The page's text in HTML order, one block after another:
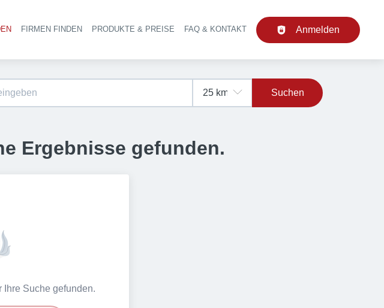
Haupt-Navigation
FIRMEN FINDEN PRODUKTE & PREISE FAQ & KONTAKT Anmelden
Suchen
Ergebnisse gefunden.
Ihre Suche gefunden.